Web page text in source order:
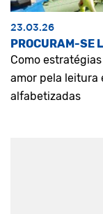
23.03.26
PROCURAM-SE
Como
amor pela leitura
alfabetizadas